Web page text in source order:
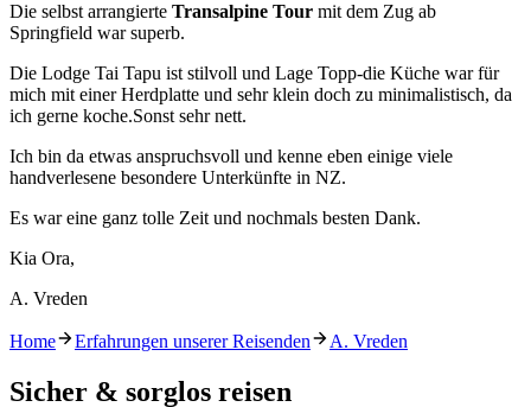
Die selbst arrangierte Transalpine Tour mit dem Zug ab
Springfield war superb.
Die Lodge Tai Tapu ist stilvoll und Lage Topp-die Küche war für
mich mit einer Herdplatte und sehr klein doch zu minimalistisch, da
ich gerne koche.Sonst sehr nett.
Ich bin da etwas anspruchsvoll und kenne eben einige viele
handverlesene besondere Unterkünfte in NZ.
Es war eine ganz tolle Zeit und nochmals besten Dank.
Kia Ora,
A. Vreden
Home Erfahrungen unserer Reisenden A. Vreden
Sicher & sorglos reisen